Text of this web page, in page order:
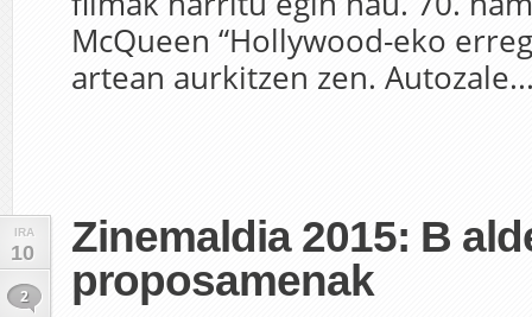
McQueen “Hollywood-eko
artean aurkitzen zen.
IRA
10
2
Zinemaldia 2015: B
proposamenak